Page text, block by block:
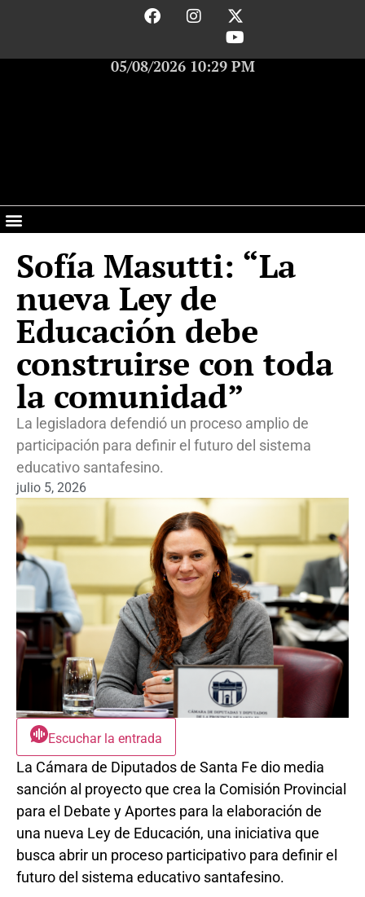
05/08/2026 10:29 PM
Sofía Masutti: “La
nueva Ley de
Educación debe
construirse con toda
la comunidad”
La legisladora defendió un proceso amplio de
participación para definir el futuro del sistema
educativo santafesino.
julio 5, 2026
Escuchar la entrada
La Cámara de Diputados de Santa Fe dio media
sanción al proyecto que crea la Comisión Provincial
para el Debate y Aportes para la elaboración de
una nueva Ley de Educación, una iniciativa que
busca abrir un proceso participativo para definir el
futuro del sistema educativo santafesino.